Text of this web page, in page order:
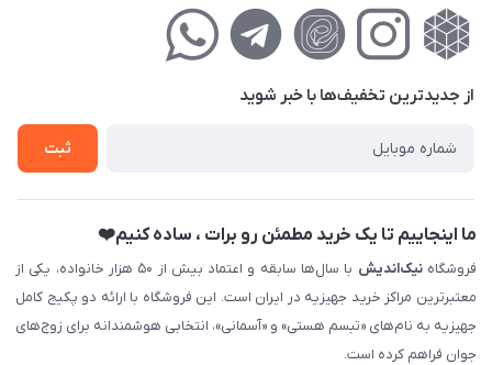
کوچه گلریز 4 غربی ، پلاک 13
لیست محصولات
راهنمای‌خرید‌آنلاین
حریم خصوصی
فروش‌اقساطی
از جدید‌ترین تخفیف‌ها با‌ خبر شوید
ثبت
ما اینجاییم تا یک خرید مطمئن رو برات ، ساده کنیم❤️
فروشگاهنیک‌اندیش
با سال‌ها سابقه و اعتماد بیش از ۵۰ هزار خانواده، یکی از
معتبرترین مراکز خرید جهیزیه در ایران است. این فروشگاه با ارائه دو پکیج کامل
جهیزیه به نام‌های «تبسم هستی» و «آسمانی»، انتخابی هوشمندانه برای زوج‌های
جوان فراهم کرده است.